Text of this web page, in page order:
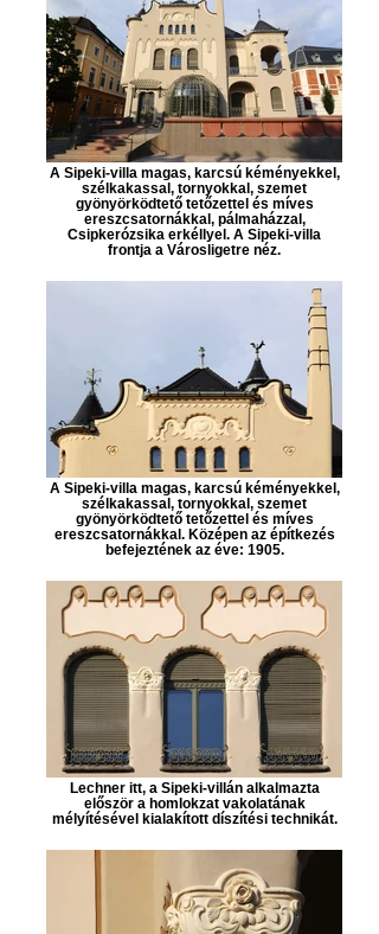
A Sipeki-villa magas, karcsú kéményekkel,
szélkakassal, tornyokkal, szemet
gyönyörködtető tetőzettel és míves
ereszcsatornákkal, pálmaházzal,
Csipkerózsika erkéllyel. A Sipeki-villa
frontja a Városligetre néz.
A Sipeki-villa magas, karcsú kéményekkel,
szélkakassal, tornyokkal, szemet
gyönyörködtető tetőzettel és míves
ereszcsatornákkal. Középen az építkezés
befejeztének az éve: 1905.
Lechner itt, a Sipeki-villán alkalmazta
először a homlokzat vakolatának
mélyítésével kialakított díszítési technikát.